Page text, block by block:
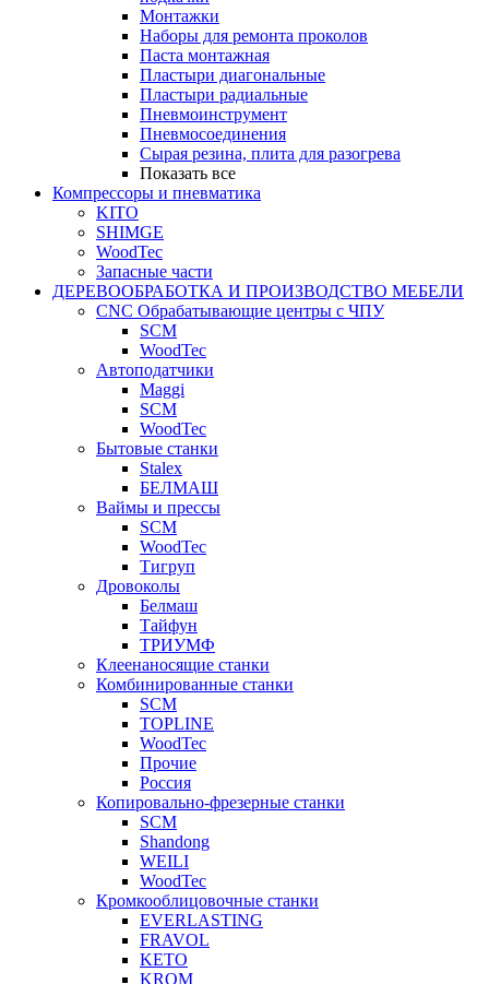
Монтажки
Наборы для ремонта проколов
Паста монтажная
Пластыри диагональные
Пластыри радиальные
Пневмоинструмент
Пневмосоединения
Сырая резина, плита для разогрева
Показать все
Компрессоры и пневматика
KITO
SHIMGE
WoodTec
Запасные части
ДЕРЕВООБРАБОТКА И ПРОИЗВОДСТВО МЕБЕЛИ
CNC Обрабатывающие центры с ЧПУ
SCM
WoodTec
Автоподатчики
Maggi
SCM
WoodTec
Бытовые станки
Stalex
БЕЛМАШ
Ваймы и прессы
SCM
WoodTec
Тигруп
Дровоколы
Белмаш
Тайфун
ТРИУМФ
Клеенаносящие станки
Комбинированные станки
SCM
TOPLINE
WoodTec
Прочие
Россия
Копировально-фрезерные станки
SCM
Shandong
WEILI
WoodTec
Кромкооблицовочные станки
EVERLASTING
FRAVOL
KETO
KROM